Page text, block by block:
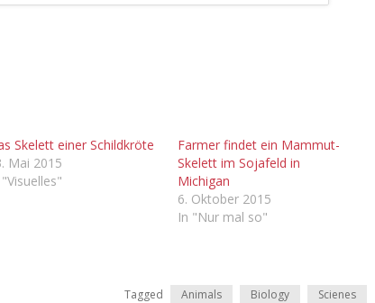
Skelett einer Schildkröte
Mai 2015
"Visuelles"
Farmer findet ein Mammut-
Skelett im Sojafeld in
Michigan
6. Oktober 2015
In "Nur mal so"
Tagged Animals Biology Scienes